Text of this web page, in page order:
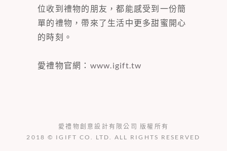
位收到禮物的朋友，都能感受到一份簡
單的禮物，帶來了生活中更多甜蜜開心
的時刻。
愛禮物官網： www.igift.tw
愛禮物創意設計有限公司 版權所有
2018 © IGIFT CO. LTD. ALL RIGHTS RESERVED